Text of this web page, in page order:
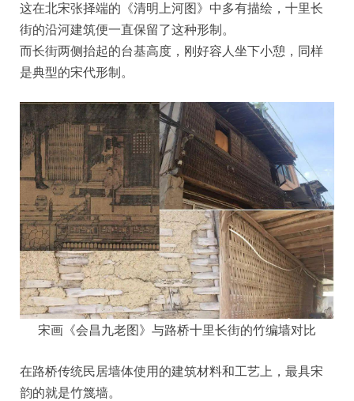
这在北宋张择端的《清明上河图》中多有描绘，十里长
街的沿河建筑便一直保留了这种形制。
而长街两侧抬起的台基高度，刚好容人坐下小憩，同样
是典型的宋代形制。
宋画《会昌九老图》与路桥十里长街的竹编墙对比
在路桥传统民居墙体使用的建筑材料和工艺上，最具宋
韵的就是竹篾墙。